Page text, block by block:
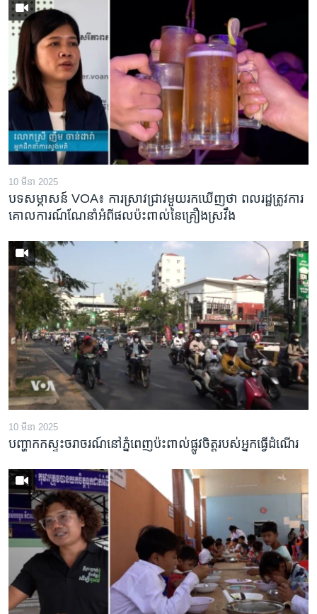
10 មីនា 2025
បទសម្ភាសន៍ VOA៖ ការស្រាវជ្រាវមួយរកឃើញថា ពលរដ្ឋត្រូវការ
គោលការណ៍ណែនាំអំពីផលប៉ះពាល់នៃគ្រឿងស្រវឹង
10 មីនា 2025
បញ្ហាកកស្ទះចរាចរណ៍នៅភ្នំពេញប៉ះពាល់ផ្លូវចិត្តរបស់អ្នកធ្វើដំណើរ